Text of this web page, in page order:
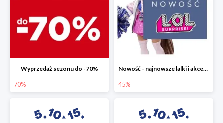
Wyprzedaż sezonu do -70%
70%
Nowość - najnowsze lalki i akcesoria L.O.L. w 5.10.15 do -45%
45%